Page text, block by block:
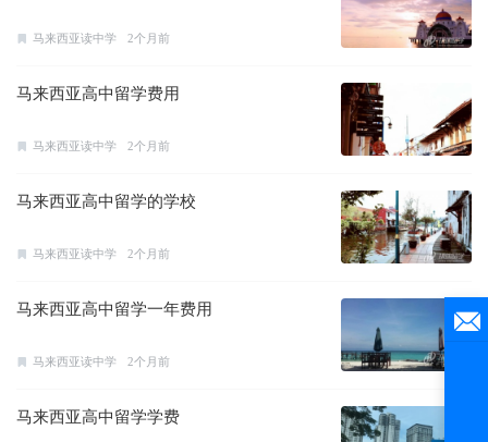
马来西亚读中学 2个月前
马来西亚高中留学费用
马来西亚读中学 2个月前
马来西亚高中留学的学校
马来西亚读中学 2个月前
马来西亚高中留学一年费用
马来西亚读中学 2个月前
马来西亚高中留学学费